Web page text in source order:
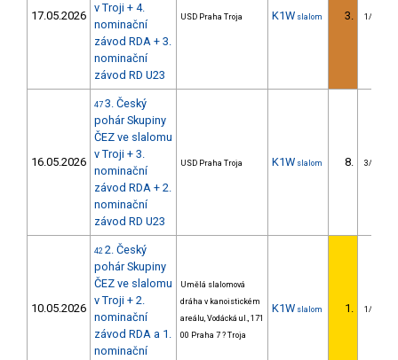
17.05.2026
v Troji + 4.
nominační
závod RDA + 3.
nominační
závod RD U23
USD Praha Troja K1W slalom 3. 1/U23
16.05.2026
47 3. Český
pohár Skupiny
ČEZ ve slalomu
v Troji + 3.
nominační
závod RDA + 2.
nominační
závod RD U23
USD Praha Troja K1W slalom 8. 3/U23
10.05.2026
42 2. Český
pohár Skupiny
ČEZ ve slalomu
v Troji + 2.
nominační
závod RDA a 1.
nominační
Umělá slalomová
dráha v kanoistickém
areálu, Vodácká ul., 171
00 Praha 7 ? Troja
K1W slalom 1. 1/U23